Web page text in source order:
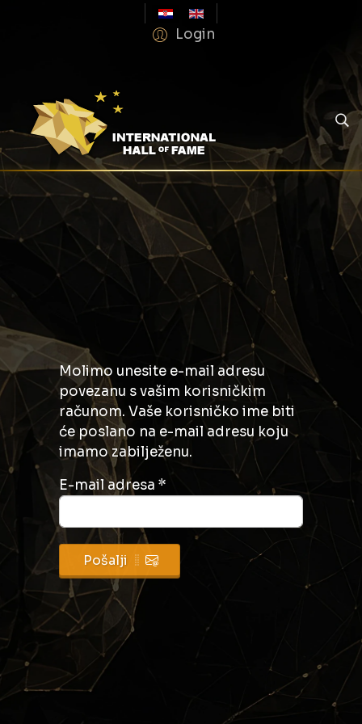
Login
Molimo unesite e-mail adresu
povezanu s vašim korisničkim
računom. Vaše korisničko ime biti
će poslano na e-mail adresu koju
imamo zabilježenu.
E-mail adresa *
Pošalji